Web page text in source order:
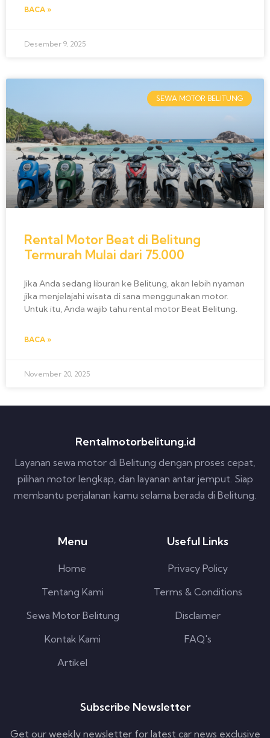
BACA »
Desember 9, 2025
SEWA MOTOR BELITUNG
Rental Motor Beat di Belitung
Termurah Mulai dari 75.000
Jika Anda sedang liburan ke Belitung, akan lebih nyaman
jika menjelajahi wisata di sana menggunakan motor.
Untuk itu, Anda wajib tahu rental motor Beat Belitung.
BACA »
November 20, 2025
Rentalmotorbelitung.id
Layanan sewa motor di Belitung dengan proses cepat,
pilihan motor lengkap, dan layanan antar jemput. Siap
membantu perjalanan kamu selama berada di Belitung.
Menu
Home
Tentang Kami
Sewa Motor Belitung
Kontak Kami
Artikel
Useful Links
Privacy Policy
Terms & Conditions
Disclaimer
FAQ's
Subscribe Newsletter
Get our weekly newsletter for latest car news exclusive